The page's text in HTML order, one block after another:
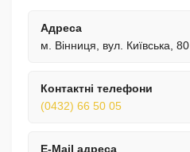
Адреса
м. Вінниця, вул. Київська, 80
Контактні телефони
(0432) 66 50 05
E-Mail адреса